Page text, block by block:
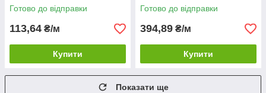
Готово до відправки
113,64 ₴/м
Купити
Готово до відправки
394,89 ₴/м
Купити
Показати ще